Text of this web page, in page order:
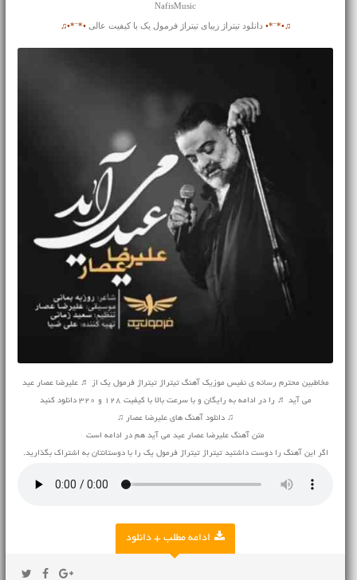
NafisMusic
♫•*¨*• دانلود تیتراژ زیبای تیتراژ فرمول یک با کیفیت عالی•*¨*•♫
مخاطبین محترم رسانه ی نفیس موزیک آهنگ تیتراژ تیتراژ فرمول یک از ♬ علیرضا عصار عید
می آید ♬ را در ادامه به رایگان و با سرعت بالا با کیفیت 128 و 320 دانلود کنید
♫ دانلود آهنگ های علیرضا عصار ♫
متن آهنگ علیرضا عصار عید می آید هم در ادامه است
اگر این آهنگ را دوست داشتید تیتراژ تیتراژ فرمول یک را با دوستانتان به اشتراک بگذارید.
ادامه مطلب + دانلود